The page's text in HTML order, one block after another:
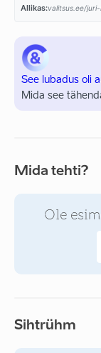
Allikas:
See lubadus oli
Mida see
Mida tehti?
Ole
Sihtrühm